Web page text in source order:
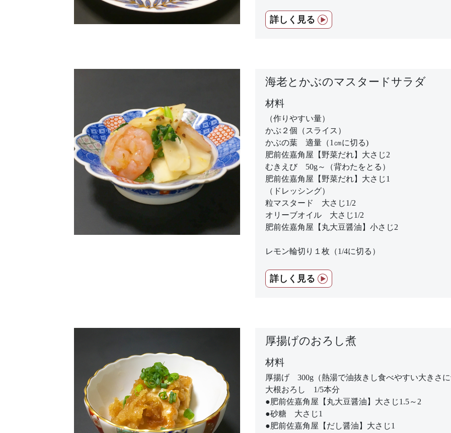
詳しく見る
海老とかぶのマスタードサラダ
材料
（作りやすい量）
かぶ２個（スライス）
かぶの葉 適量（1㎝に切る)
肥前佐嘉角屋【野菜だれ】大さじ2
むきえび 50g～（背わたをとる）
肥前佐嘉角屋【野菜だれ】大さじ1
（ドレッシング）
粒マスタード 大さじ1/2
オリーブオイル 大さじ1/2
肥前佐嘉角屋【丸大豆醤油】小さじ2
レモン輪切り１枚（1/4に切る）
詳しく見る
厚揚げのおろし煮
材料
厚揚げ 300g（熱湯で油抜きし食べやすい大きさ
大根おろし 1/5本分
●肥前佐嘉角屋【丸大豆醤油】大さじ1.5～2
●砂糖 大さじ1
●肥前佐嘉角屋【だし醤油】大さじ1